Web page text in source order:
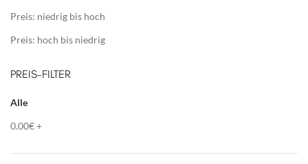
Preis: niedrig bis hoch
Preis: hoch bis niedrig
PREIS-FILTER
Alle
0.00€+